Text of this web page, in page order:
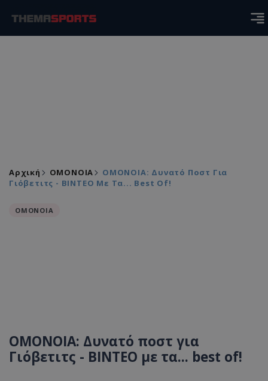
Αρχική ΟΜΟΝΟΙΑ
ΟΜΟΝΟΙΑ: Δυνατό Ποστ Για
Γιόβετιτς - ΒΙΝΤΕΟ Με Τα... Best Of!
ΟΜΟΝΟΙΑ
ΟΜΟΝΟΙΑ: Δυνατό ποστ για
Γιόβετιτς - ΒΙΝΤΕΟ με τα... best of!